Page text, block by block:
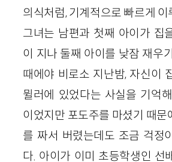
의식처럼, 기계적으로 빠르게
그녀는 남편과 첫째 아이가 집
이 지나 둘째 아이를 낮잠 재우
때에야 비로소 지난밤, 자신이
뮐러에 있었다는 사실을 기억
이었지만 포도주를 마셨기 때문
를 짜서 버렸는데도 조금 걱정
다. 아이가 이미 초등학생인 선